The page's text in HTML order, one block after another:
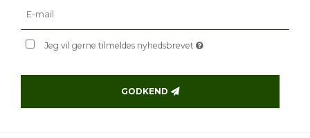
Jeg vil gerne tilmeldes nyhedsbrevet
GODKEND